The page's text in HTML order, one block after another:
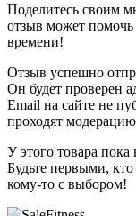
Поделитесь своим
отзыв может
времени!
Отзыв успешно
Он будет проверен
Email на сайте не
проходят модерацию
У этого товара пока
Будьте первыми,
кому-то с выбором!